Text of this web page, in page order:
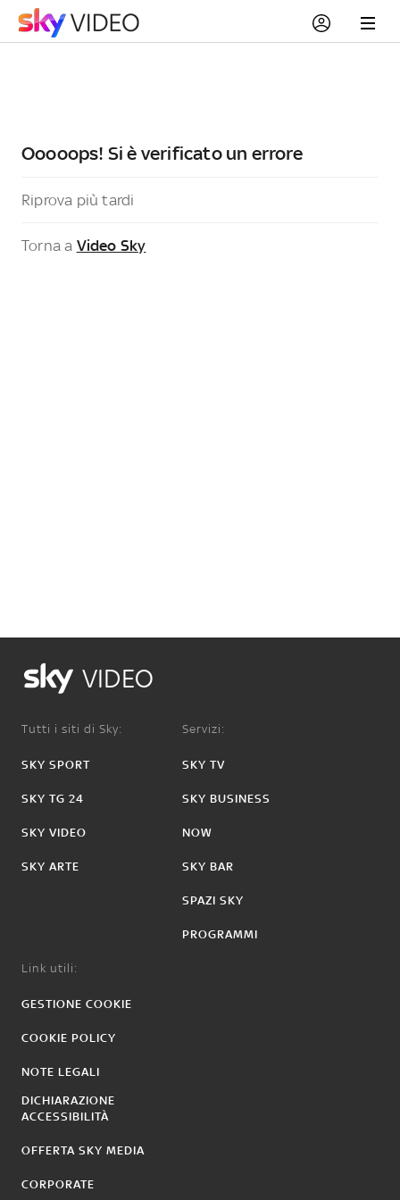
Ooooops! Si è verificato un errore
Riprova più tardi
Torna a Video Sky
VIDEO
Tutti i siti di Sky:
SKY SPORT
SKY TG 24
SKY VIDEO
SKY ARTE
Servizi:
SKY TV
SKY BUSINESS
NOW
SKY BAR
SPAZI SKY
PROGRAMMI
Link utili:
GESTIONE COOKIE
COOKIE POLICY
NOTE LEGALI
DICHIARAZIONE
ACCESSIBILITÀ
OFFERTA SKY MEDIA
CORPORATE